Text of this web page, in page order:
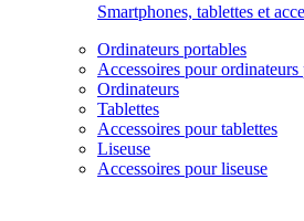
Smartphones, tablettes et
Ordinateurs portables
Accessoires pour ordinateurs
Ordinateurs
Tablettes
Accessoires pour tablettes
Liseuse
Accessoires pour liseuse